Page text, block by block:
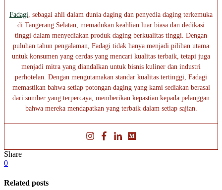
Fadagi, sebagai ahli dalam dunia daging dan penyedia daging terkemuka
di Tangerang Selatan, memadukan keahlian luar biasa dan dedikasi
tinggi dalam menyediakan produk daging berkualitas tinggi. Dengan
puluhan tahun pengalaman, Fadagi tidak hanya menjadi pilihan utama
untuk konsumen yang cerdas yang mencari kualitas terbaik, tetapi juga
menjadi mitra yang diandalkan untuk bisnis kuliner dan industri
perhotelan. Dengan mengutamakan standar kualitas tertinggi, Fadagi
memastikan bahwa setiap potongan daging yang kami sediakan berasal
dari sumber yang terpercaya, memberikan kepastian kepada pelanggan
bahwa mereka mendapatkan yang terbaik dalam setiap sajian.
Share
0
Related posts